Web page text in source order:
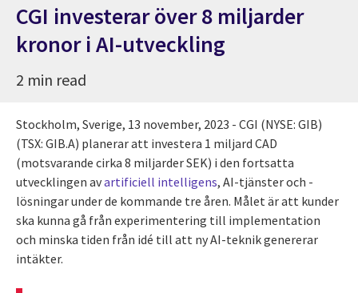
CGI investerar över 8 miljarder
kronor i AI-utveckling
2 min read
Stockholm, Sverige, 13 november, 2023 - CGI (NYSE: GIB)
(TSX: GIB.A) planerar att investera 1 miljard CAD
(motsvarande cirka 8 miljarder SEK) i den fortsatta
utvecklingen avartificiell intelligens, AI-tjänster och -
lösningar under de kommande tre åren. Målet är att kunder
ska kunna gå från experimentering till implementation
och minska tiden från idé till att ny AI-teknik genererar
intäkter.